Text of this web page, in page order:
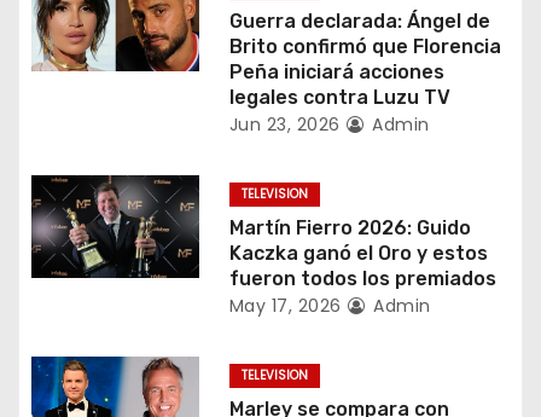
c
i
n
d
e
n
Guerra declarada: Ángel de
Brito confirmó que Florencia
Peña iniciará acciones
legales contra Luzu TV
Jun 23, 2026 Admin
TELEVISION
Martín Fierro 2026: Guido
Kaczka ganó el Oro y estos
fueron todos los premiados
May 17, 2026 Admin
TELEVISION
Marley se compara con